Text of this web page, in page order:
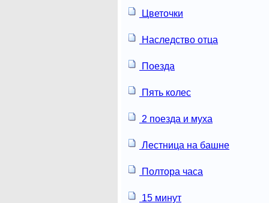
Цветочки
Наследство отца
Поезда
Пять колес
2 поезда и муха
Лестница на башне
Полтора часа
15 минут